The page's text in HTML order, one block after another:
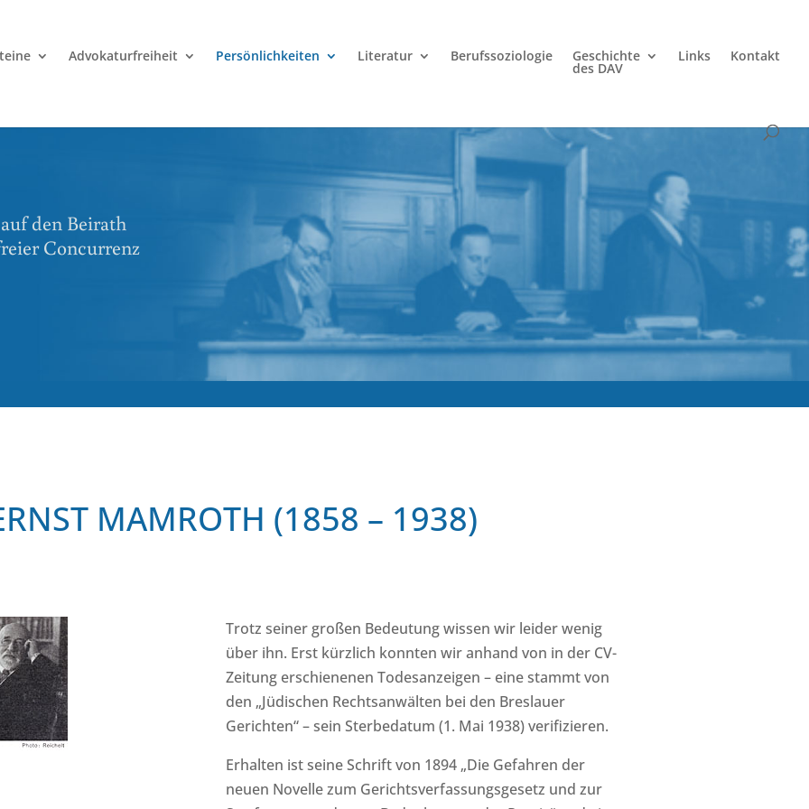
Advokaturfreiheit Persönlichkeiten Literatur Berufssoziologie Geschichte
des DAV
Links Kontakt
den Beirath
Concurrenz
MAMROTH (1858 – 1938)
Trotz seiner großen Bedeutung wissen wir leider wenig
über ihn. Erst kürzlich konnten wir anhand von in der CV-
Zeitung erschienenen Todesanzeigen – eine stammt von
den „Jüdischen Rechtsanwälten bei den Breslauer
Gerichten“ – sein Sterbedatum (1. Mai 1938) verifizieren.
Erhalten ist seine Schrift von 1894 „Die Gefahren der
neuen Novelle zum Gerichtsverfassungsgesetz und zur